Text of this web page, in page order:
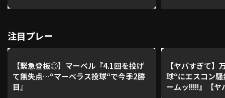
注目プレー
【緊急登板◎】マーベル『4.1回を投げ
て無失点…“マーベラス投球“で今季2勝
目』
【ヤバすぎて】
球“にエスコン
ームッ!!!!!』【ヤ